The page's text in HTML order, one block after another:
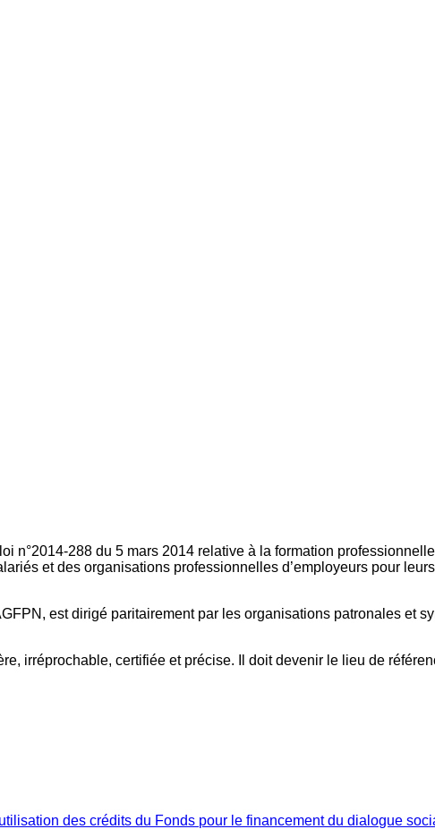
n°2014-288 du 5 mars 2014 relative à la formation
et des organisations professionnelles d’employeurs pour
est dirigé paritairement par les organisations patronales et
irréprochable, certifiée et précise. Il doit devenir le lieu de
des crédits du Fonds pour le financement du dialogue